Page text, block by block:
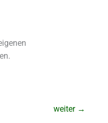
weiter →